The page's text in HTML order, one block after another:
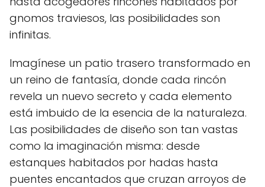
gnomos traviesos, las posibilidades son
infinitas.
Imagínese un patio trasero transformado en
un reino de fantasía, donde cada rincón
revela un nuevo secreto y cada elemento
está imbuido de la esencia de la naturaleza.
Las posibilidades de diseño son tan vastas
como la imaginación misma: desde
estanques habitados por hadas hasta
puentes encantados que cruzan arroyos de